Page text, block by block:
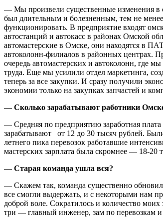
— Мы произвели существенные изменения в
был длительным и болезненным, тем не менее
функционировать. В предприятие входят
автостанций и автокасс в районах Омской
автомастерские в Омске, они находятся в
автоколонн-филиалов в районных центрах.
очередь автомастерских и автоколонн, где
труда. Еще мы усилили отдел маркетинга,
теперь за все закупки. И сразу получили
экономии только на закупках запчастей и
— Сколько зарабатывают работники
— Средняя по предприятию заработная
зарабатывают от 12 до 30 тысяч рублей.
летнего пика перевозок работавшие
мастерских зарплата была скромнее — 18-20
— Старая команда ушла вся?
— Скажем так, команда существенно
все смогли выдержать, и с некоторыми нам
доброй воле. Сократилось и количество
три — главный инженер, зам по перевозкам